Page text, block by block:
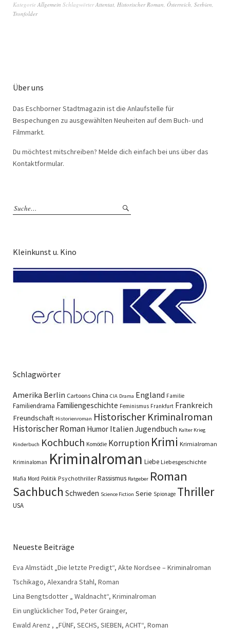
Kategorie Allgemein SchlagwörterAttentat, Historischer Roman, Österreich, Serbien,
Tronfolder
Über uns
Das Eschborner Stadtmagazin ist die Anlaufstelle für
Bespechungen zu ausgewählten Neuheiten auf dem Buch- und
Filmmarkt.
Du möchtest mitschreiben? Melde dich einfach bei uns über das
Kontaktformular.
Kleinkunst u. Kino
Schlagwörter
Amerika Berlin Cartoons China CIA Drama England Familie
Familiendrama Familiengeschichte Feminismus Frankfurt Frankreich
Freundschaft Historienroman Historischer Kriminalroman
Historischer Roman Humor Italien Jugendbuch Kalter Krieg
Kinderbuch Kochbuch Komödie Korruption Krimi Krimialroman
Kriminaloman Kriminalroman Liebe Liebesgeschichte
Mafia Mord Politik Psychothriller Rassismus Ratgeber Roman
Sachbuch Schweden Science Fiction Serie Spionage Thriller
USA
Neueste Beiträge
Eva Almstädt „Die letzte Predigt“, Akte Nordsee – Kriminalroman
Tschikago, Alexandra Stahl, Roman
Lina Bengtsdotter „ Waldnacht“, Kriminalroman
Ein unglücklicher Tod, Peter Grainger,
Ewald Arenz , „FÜNF, SECHS, SIEBEN, ACHT“, Roman